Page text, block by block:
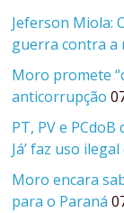
Jeferson Miola:
guerra contra a
Moro promete
anticorrupção
PT, PV e
Já’ faz uso
Moro encara
para o Paraná